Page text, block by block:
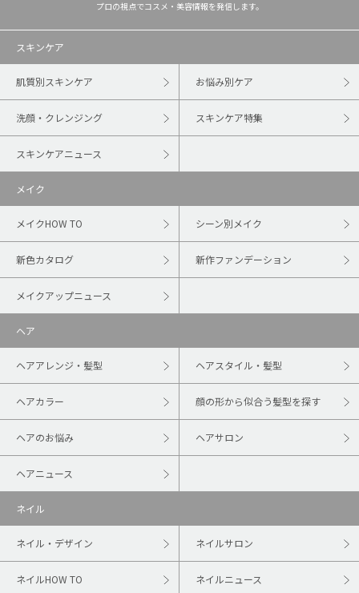
プロの視点でコスメ・美容情報を発信します。
スキンケア
肌質別スキンケア お悩み別ケア
洗顔・クレンジング スキンケア特集
スキンケアニュース
メイク
メイクHOW TO シーン別メイク
新色カタログ 新作ファンデーション
メイクアップニュース
ヘア
ヘアアレンジ・髪型 ヘアスタイル・髪型
ヘアカラー 顔の形から似合う髪型を探す
ヘアのお悩み ヘアサロン
ヘアニュース
ネイル
ネイル・デザイン ネイルサロン
ネイルHOW TO ネイルニュース